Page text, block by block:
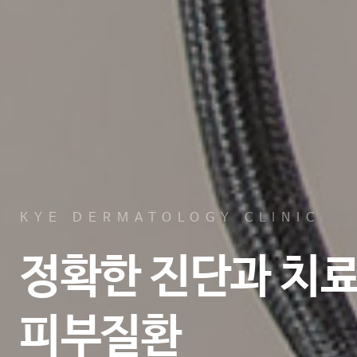
KYE DERMATOLOGY CLINIC
정확한 진단과 치
피부질환